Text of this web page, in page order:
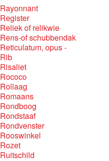
Rayonnant
Register
Reliek of relikwie
Rens-of schubbendak
Reticulatum, opus -
Rib
Risaliet
Rococo
Rollaag
Romaans
Rondboog
Rondstaaf
Rondvenster
Rooswinkel
Rozet
Ruitschild